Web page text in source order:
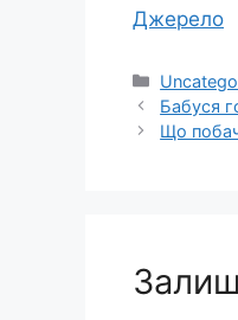
Джерело
Категорії
Бабуся
Що